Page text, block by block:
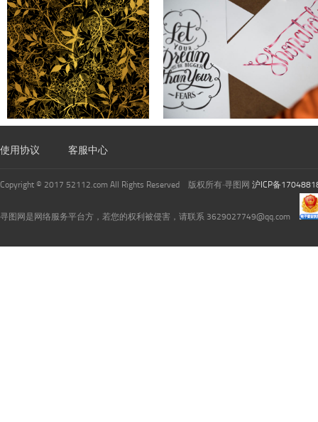
使用协议 客服中心
Copyright © 2017 52112.com All Rights Reserved 版权所有·寻图网 沪ICP备
寻图网是网络服务平台方，若您的权利被侵害，请联系 3629027749@qq.com